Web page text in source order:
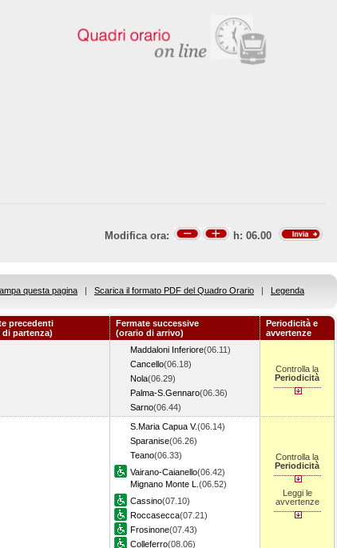
Modifica ora: h: 06.00
questa pagina | Scarica il formato PDF del Quadro Orario | Legenda
precedenti
di partenza)
Fermate successive
(orario di arrivo)
Periodicità e
avvertenze
Maddaloni Inferiore(06.11)
Cancello(06.18)
Nola(06.29)
Palma-S.Gennaro(06.36)
Sarno(06.44)
Controlla la
Periodicità
S.Maria Capua V.(06.14)
Sparanise(06.26)
Teano(06.33)
Vairano-Caianello(06.42)
Mignano Monte L. (06.52)
Cassino(07.10)
Roccasecca(07.21)
Frosinone(07.43)
Colleferro(08.06)
Controlla la
Periodicità
Leggi le
avvertenze